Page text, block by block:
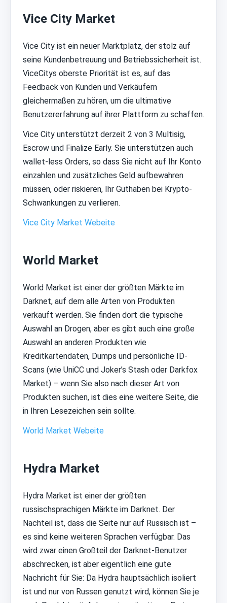
Vice City Market
Vice City ist ein neuer Marktplatz, der stolz auf
seine Kundenbetreuung und Betriebssicherheit ist.
ViceCitys oberste Priorität ist es, auf das
Feedback von Kunden und Verkäufern
gleichermaßen zu hören, um die ultimative
Benutzererfahrung auf ihrer Plattform zu schaffen.
Vice City unterstützt derzeit 2 von 3 Multisig,
Escrow und Finalize Early. Sie unterstützen auch
wallet-less Orders, so dass Sie nicht auf Ihr Konto
einzahlen und zusätzliches Geld aufbewahren
müssen, oder riskieren, Ihr Guthaben bei Krypto-
Schwankungen zu verlieren.
Vice City Market Webeite
World Market
World Market ist einer der größten Märkte im
Darknet, auf dem alle Arten von Produkten
verkauft werden. Sie finden dort die typische
Auswahl an Drogen, aber es gibt auch eine große
Auswahl an anderen Produkten wie
Kreditkartendaten, Dumps und persönliche ID-
Scans (wie UniCC und Joker’s Stash oder Darkfox
Market) – wenn Sie also nach dieser Art von
Produkten suchen, ist dies eine weitere Seite, die
in Ihren Lesezeichen sein sollte.
World Market Webeite
Hydra Market
Hydra Market ist einer der größten
russischsprachigen Märkte im Darknet. Der
Nachteil ist, dass die Seite nur auf Russisch ist –
es sind keine weiteren Sprachen verfügbar. Das
wird zwar einen Großteil der Darknet-Benutzer
abschrecken, ist aber eigentlich eine gute
Nachricht für Sie: Da Hydra hauptsächlich isoliert
ist und nur von Russen genutzt wird, können Sie je